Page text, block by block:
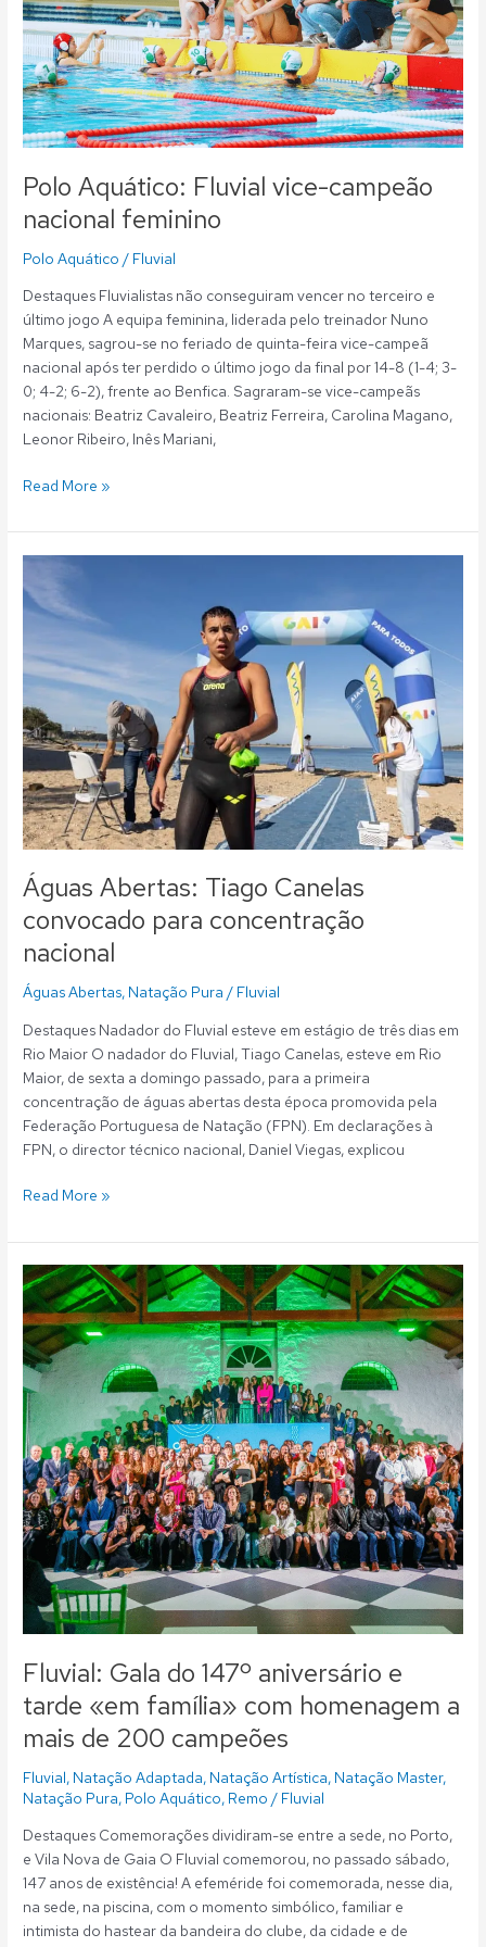
Polo Aquático: Fluvial vice-campeão
nacional feminino
Polo Aquático / Fluvial
Destaques Fluvialistas não conseguiram vencer no terceiro e
último jogo A equipa feminina, liderada pelo treinador Nuno
Marques, sagrou-se no feriado de quinta-feira vice-campeã
nacional após ter perdido o último jogo da final por 14-8 (1-4; 3-
0; 4-2; 6-2), frente ao Benfica. Sagraram-se vice-campeãs
nacionais: Beatriz Cavaleiro, Beatriz Ferreira, Carolina Magano,
Leonor Ribeiro, Inês Mariani,
Read More »
Águas Abertas: Tiago Canelas
convocado para concentração
nacional
Águas Abertas, Natação Pura / Fluvial
Destaques Nadador do Fluvial esteve em estágio de três dias em
Rio Maior O nadador do Fluvial, Tiago Canelas, esteve em Rio
Maior, de sexta a domingo passado, para a primeira
concentração de águas abertas desta época promovida pela
Federação Portuguesa de Natação (FPN). Em declarações à
FPN, o director técnico nacional, Daniel Viegas, explicou
Águas
Abertas:
Tiago
convocado
para
concentração
nacional
Read More »
Fluvial: Gala do 147º aniversário e
tarde «em família» com homenagem a
mais de 200 campeões
Fluvial, Natação Adaptada, Natação Artística, Natação Master,
Natação Pura, Polo Aquático, Remo / Fluvial
Destaques Comemorações dividiram-se entre a sede, no Porto,
e Vila Nova de Gaia O Fluvial comemorou, no passado sábado,
147 anos de existência! A efeméride foi comemorada, nesse dia,
na sede, na piscina, com o momento simbólico, familiar e
intimista do hastear da bandeira do clube, da cidade e de
Fluvial:
Gala
do
147º
aniversário
e
tarde
«em
família»
com
homenagem
a
mais
200
campeões